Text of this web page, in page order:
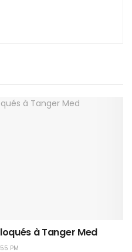
à Tanger Med
PM